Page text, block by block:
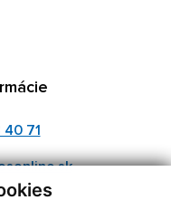
71